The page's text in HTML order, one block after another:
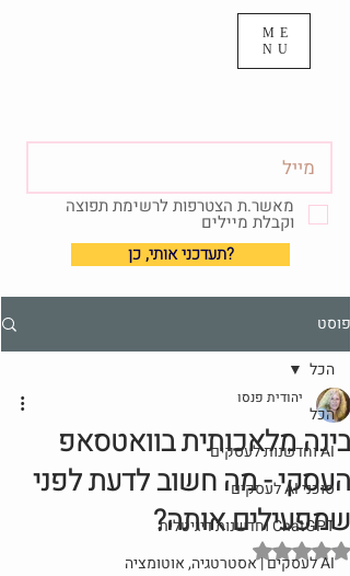
ME
NU
מאשר.ת הצטרפות לרשימת תפוצה
וקבלת מיילים
?תעדכני אותי, כן
פוסט
הכל
AI וחדשנות לעסקים
סוכני AI לעסקים
ChatGPT וחדשנות דיגיטלית
AI לעסקים | אסטרטגיה, אוטומציה
הכל
בינה מלאכותית בוואטסאפ
העסקי - מה חשוב לדעת לפני
שמפעילים אותה?
יהודית פנסו
דירוג של NaN מתוך 5 כוכבים